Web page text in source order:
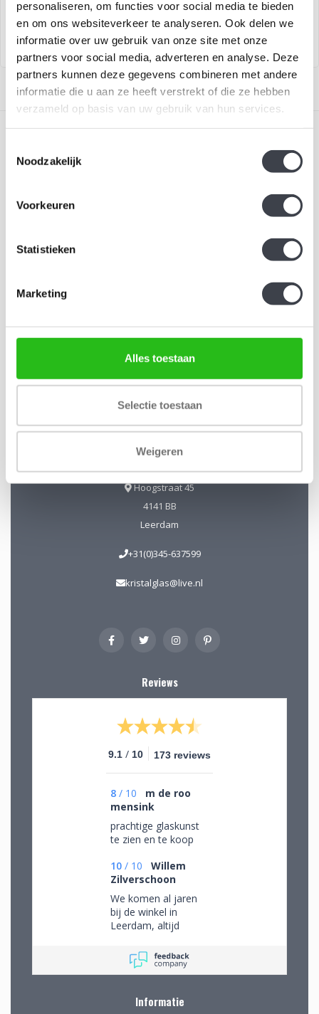
personaliseren, om functies voor social media te bieden
en om ons websiteverkeer te analyseren. Ook delen we
informatie over uw gebruik van onze site met onze
partners voor social media, adverteren en analyse. Deze
partners kunnen deze gegevens combineren met andere
informatie die u aan ze heeft verstrekt of die ze hebben
verzameld op basis van uw gebruik van hun services.
Noodzakelijk
Voorkeuren
Statistieken
Marketing
Alles toestaan
Selectie toestaan
Weigeren
'Snowballs' van zuiver
kristal...
€103,00 €89,00 Boda.
€39,00
Abonneer
Kristal-Glas Leerdam
Kristal-Glas is de online Glas & Kristalwinkel voor al uw
Leerdamse Glaskunst en Kristal. Daarnaast kunt u ons
uur.
Hoogstraat 45
4141 BB
Leerdam
+31(0)345-637599
kristalglas@live.nl
Reviews
9.1 / 10 173 reviews
8 / 10
m de roo
mensink
prachtige glaskunst
te zien en te koop
10 / 10
Willem
Zilverschoon
We komen al jaren
bij de winkel in
Leerdam, altijd
waar we een aantal
van gekocht hebben.
Na onze verhuizing
het eerst via de site
Informatie